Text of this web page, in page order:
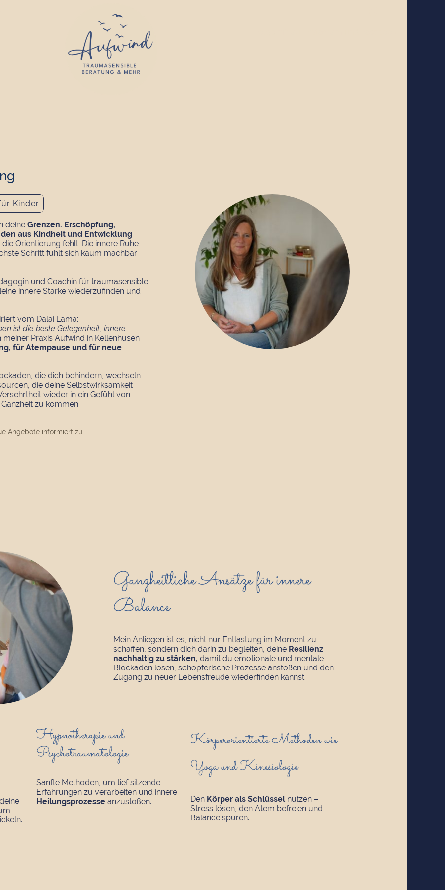
deine Grenzen. Erschöpfung,
aus Kindheit und Entwicklung
Orientierung fehlt. Die innere Ruhe
Schritt fühlt sich kaum machbar
und Coachin für traumasensible
innere Stärke wiederzufinden und
vom Dalai Lama:
ist die beste Gelegenheit, innere
meiner Praxis Aufwind in Kellenhusen
für Atempause und für neue
die dich behindern, wechseln
die deine Selbstwirksamkeit
wieder in ein Gefühl von
zu kommen.
Kinder
Angebote informiert zu
Ganzheitliche Ansätze für innere
Balance
Mein Anliegen ist es, nicht nur Entlastung im Moment zu
schaffen, sondern dich darin zu begleiten, deine Resilienz
nachhaltig zu stärken, damit du emotionale und mentale
Blockaden lösen, schöpferische Prozesse anstoßen und den
Zugang zu neuer Lebensfreude wiederfinden kannst.
Hypnotherapie und
Psychotraumatologie
Sanfte Methoden, um tief sitzende
Erfahrungen zu verarbeiten und innere
Heilungsprozesse anzustoßen.
Körperorientierte Methoden wie
Yoga und Kinesiologie
Den Körper als Schlüsselnutzen –
Stress lösen, den Atem befreien und
Balance spüren.